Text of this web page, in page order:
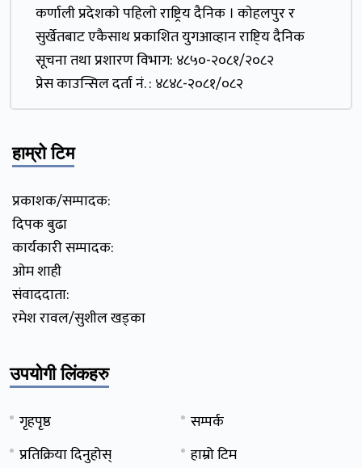
कर्णाली प्रदेशकाे पहिलाे राष्ट्रिय दैनिक । काेहलपुर र
सुर्खेतबाट एकैसाथ प्रकाशित युगआव्हान राष्टि्य दैनिक
सूचना तथा प्रशारण विभाग: ४८५०-२०८१/२०८२
प्रेस काउन्सिल दर्ता नं. : ४८४८-२०८१/०८२
हाम्रो टिम
प्रकाशक/सम्पादक:
दिपक बुढा
कार्यकारी सम्पादक:
ओम शाही
संवाददाता:
रमेश रावल/सुशील खड्का
उपयोगी लिंकहरु
गृहपृष्ठ
सम्पर्क
प्रतिक्रिया दिनुहोस्
हाम्रो टिम